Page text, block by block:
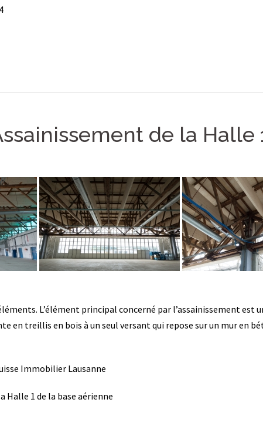
de la Halle
L’élément principal concerné par l’assainissement est
en treillis en bois à un seul versant qui repose sur un mur en
Immobilier Lausanne
Halle 1 de la base aérienne